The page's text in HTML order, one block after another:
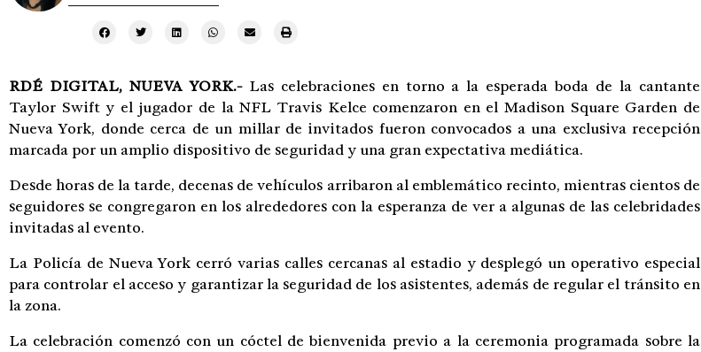
RDÉ DIGITAL,NUEVA YORK.-Las celebraciones en torno a la esperada boda de la cantante
Taylor Swift y el jugador de la NFL Travis Kelce comenzaron en el Madison Square Garden de
Nueva York, donde cerca de un millar de invitados fueron convocados a una exclusiva recepción
marcada por un amplio dispositivo de seguridad y una gran expectativa mediática.
Desde horas de la tarde, decenas de vehículos arribaron al emblemático recinto, mientras cientos de
seguidores se congregaron en los alrededores con la esperanza de ver a algunas de las celebridades
invitadas al evento.
La Policía de Nueva York cerró varias calles cercanas al estadio y desplegó un operativo especial
para controlar el acceso y garantizar la seguridad de los asistentes, además de regular el tránsito en
la zona.
La celebración comenzó con un cóctel de bienvenida previo a la ceremonia programada sobre la